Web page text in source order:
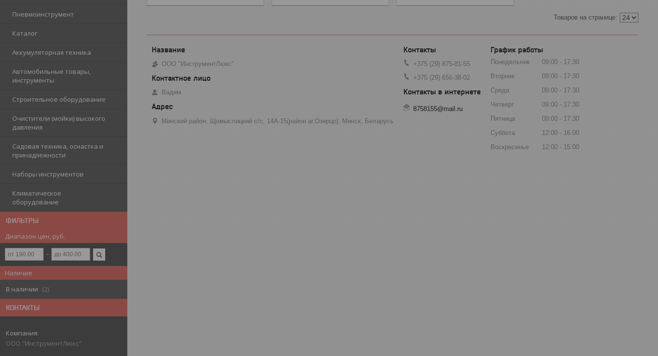
Пневмоинструмент
Каталог
Аккумуляторная техника
Автомобильные товары,
инструменты
Строительное оборудование
Очистители (мойки) высокого
давления
Садовая техника, оснастка и
принадлежности
Наборы инструментов
Климатическое
оборудование
ФИЛЬТРЫ
Диапазон цен, руб.
Наличие
В наличии
2
КОНТАКТЫ
ООО "ИнструментЛюкс"
ООО "ИнструментЛюкс"
Вадим
Минский район, Щомыслицкий с/с, 14А-15(район аг.Озерцо), Минск, Беларусь
+375 (29) 875-81-55
+375 (29) 656-38-02
8758155@mail.ru
График работы
Понедельник 09:00
17:30
Вторник
09:00
17:30
Среда
09:00
17:30
Четверг
09:00
17:30
Пятница
09:00
17:30
Суббота
12:00
16:00
Воскресенье
12:00 15:00